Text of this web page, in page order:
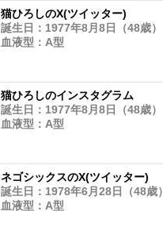
猫ひろしのX(ツイッター)
誕生日：1977年8月8日（48歳）
血液型：A型
猫ひろしのインスタグラム
誕生日：1977年8月8日（48歳）
血液型：A型
ネゴシックスのX(ツイッター)
誕生日：1978年6月28日（48歳）
血液型：A型